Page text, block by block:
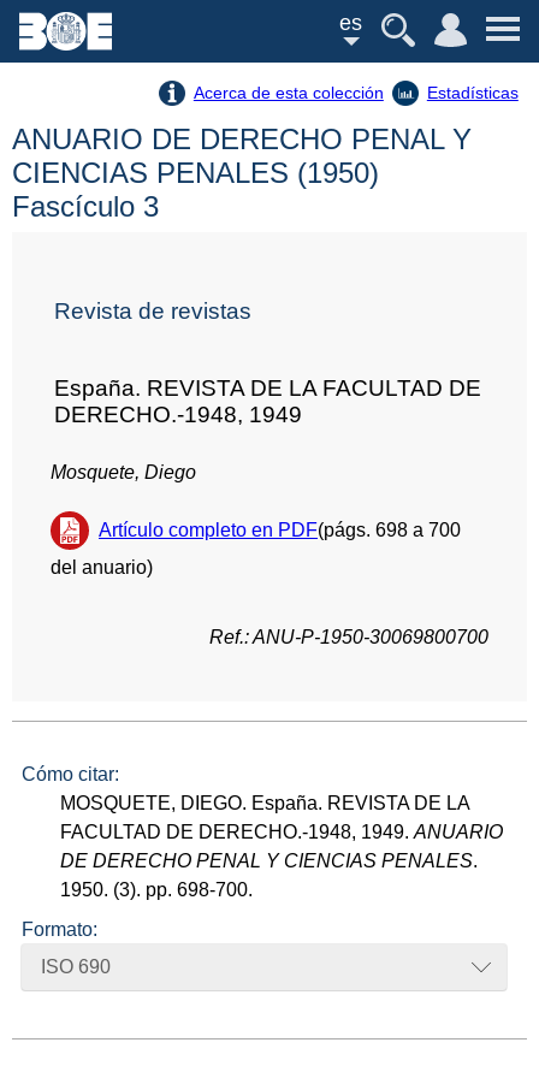
es
Acerca de esta colección Estadísticas
ANUARIO DE DERECHO PENAL Y
CIENCIAS PENALES (1950)
Fascículo 3
Revista de revistas
España. REVISTA DE LA FACULTAD DE
DERECHO.-1948, 1949
Mosquete, Diego
Artículo completo en PDF(págs. 698 a 700
del anuario)
Ref.: ANU-P-1950-30069800700
Cómo citar:
MOSQUETE, DIEGO. España. REVISTA DE LA
FACULTAD DE DERECHO.-1948, 1949.ANUARIO
DE DERECHO PENAL Y CIENCIAS PENALES.
1950. (3). pp. 698-700.
Formato:
ISO 690